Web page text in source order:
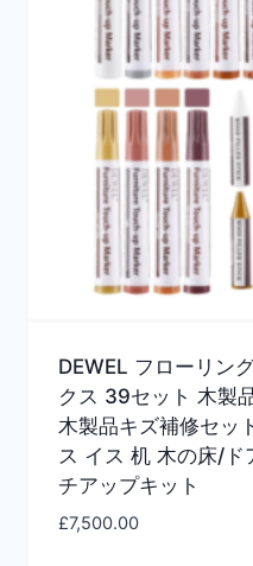
DEWEL フローリン
クス 39セット 木製
木製品キズ補修セッ
ス イス 机 木の床/ド
チアップキット
£7,500.00